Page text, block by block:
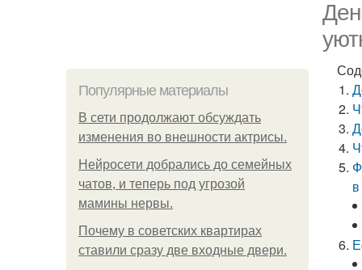
Популярные материалы
В сети продолжают обсуждать
изменения во внешности актрисы.
Нейросети добрались до семейных
чатов, и теперь под угрозой
мамины нервы.
Почему в советских квартирах
ставили сразу две входные двери.